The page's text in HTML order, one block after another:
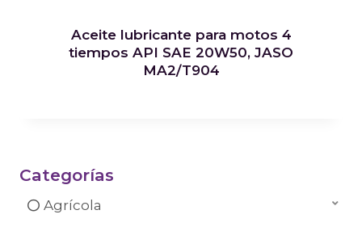
Aceite lubricante para motos 4
tiempos API SAE 20W50, JASO
MA2/T904
Categorías
Agrícola